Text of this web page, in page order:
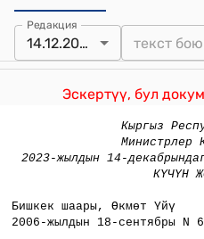
Редакция
14.12.2023
Эскертүү, бул